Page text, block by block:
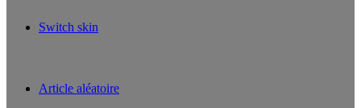
Switch skin
Article aléatoire